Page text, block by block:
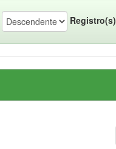
Registro(s)